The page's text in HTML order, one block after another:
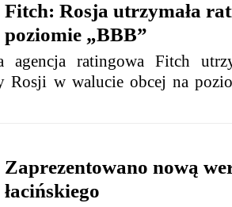
Fitch: Rosja utrzymała
poziomie „BBB”
agencja ratingowa Fitch
Rosji w walucie obcej na
Zaprezentowano nową
łacińskiego